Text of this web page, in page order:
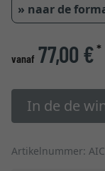
» naar de
vanaf 77,00 €*
In de de
Artikelnummer: